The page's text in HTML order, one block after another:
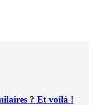
? Et voilà !